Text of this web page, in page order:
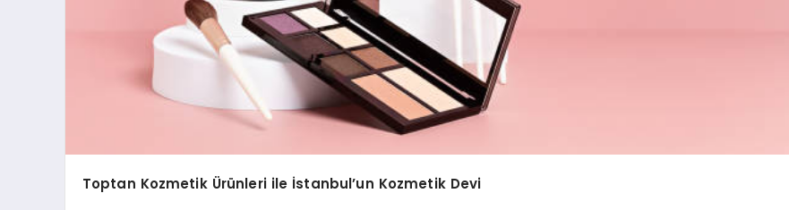
Toptan Kozmetik Ürünleri ile İstanbul’un Kozmetik Devi